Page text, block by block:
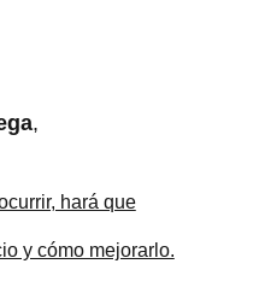
,
hará que
y cómo mejorarlo.